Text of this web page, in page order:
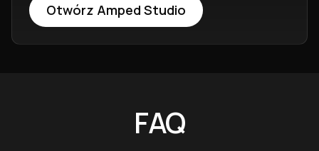
Otwórz Amped Studio
FAQ